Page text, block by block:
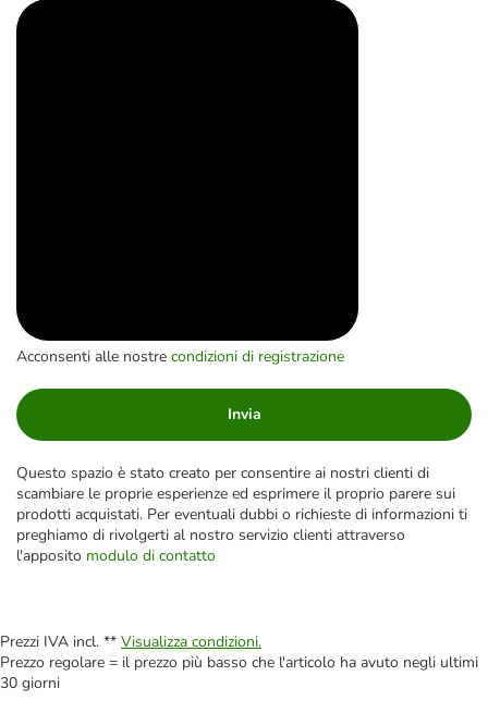
Acconsenti alle nostre condizioni di registrazione
Invia
Questo spazio è stato creato per consentire ai nostri clienti di
scambiare le proprie esperienze ed esprimere il proprio parere sui
prodotti acquistati. Per eventuali dubbi o richieste di informazioni ti
preghiamo di rivolgerti al nostro servizio clienti attraverso
l'apposito modulo di contatto
Prezzi IVA incl. ** Visualizza condizioni.
Prezzo regolare = il prezzo più basso che l'articolo ha avuto negli ultimi
30 giorni